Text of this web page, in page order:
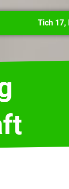
Tich 17,